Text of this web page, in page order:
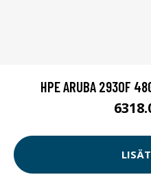
HPE ARUBA 2930F